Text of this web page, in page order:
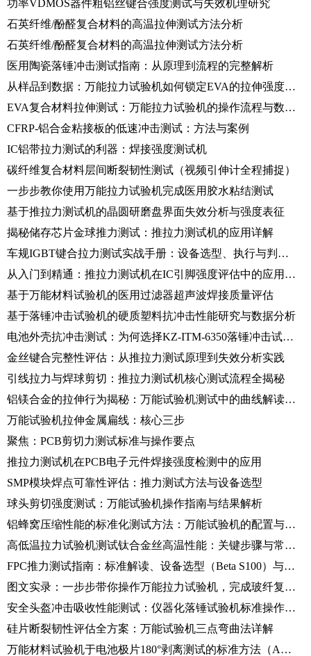
功率VDMOS器件粗铝丝键合强度测试与失效机理研究
石英纤维/酚醛复合材料的高温拉伸测试方法分析
石英纤维/酚醛复合材料的高温拉伸测试方法分析
医用陶瓷落锤冲击测试指南：从原理到流程的完整解析
从样品到数据：万能拉力试验机如何锁定EVA的拉伸强度与伸长率
EVA复合材料拉伸测试：万能拉力试验机的操作流程与数据分析
CFRP-铝合金粘接板的低速冲击测试：方法与案例
IC铝带拉力测试的利器：焊接强度测试机
碳纤维复合材料层间断裂韧性测试（视频引伸计全程捕捉）
一步步教你使用万能拉力试验机完成医用胶水粘结测试
基于推拉力测试机的晶圆研磨盘界面失效分析与强度表征
揭秘储存芯片金球推力测试：推拉力测试机的应用详解
车规IGBT键合拉力测试实战手册：设备选型、执行与判据详解
从入门到精通：推拉力测试机在IC引脚强度评估中的应用宝典
基于万能材料试验机的医用过滤器超声波焊接质量评估
基于落锤冲击试验机的硬质塑料抗冲击性能研究与数据分析
电池外壳抗冲击测试：为何选择KZ-ITM-6350落锤冲击试验机？
金丝键合完整性评估：从推拉力测试原理到失效分析实践
引线拉力与焊球剪切：推拉力测试机核心测试流程全揭秘
铝镁合金的拉伸行为揭秘：万能试验机测试中的曲线解读与性能分析
万能试验机拉伸金属扁线：核心三步
聚焦：PCB剪切力测试标准与操作要点
推拉力测试机在PCB电子元件焊接强度检测中的应用
SMP模块焊点可靠性评估：推力测试方法与设备选型
球头剪切强度测试：万能试验机操作指南与结果解析
铝蜂窝压缩性能的标准化测试方法：万能试验机的配置与操作实践
高低温拉力试验机测试钛合金丝高温性能：关键步骤与常见误区
FPC推力测试指南：标准解读、设备选型（Beta S100）与测试全流程
图文实录：一步步带你操作万能拉力试验机，完成玻纤复材拉伸实验
安全头盔冲击吸收性能测试：仪器化落锤试验机标准操作规范（SOP）
硅片断裂韧性评估全方案：万能试验机三点弯曲法详解
万能材料试验机于电池极片180°剥离测试的标准方法（ASTM D903）